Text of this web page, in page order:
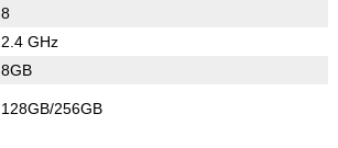
8
2.4 GHz
8GB
128GB/256GB